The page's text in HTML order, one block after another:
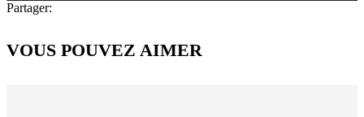
Partager:
VOUS POUVEZ AIMER